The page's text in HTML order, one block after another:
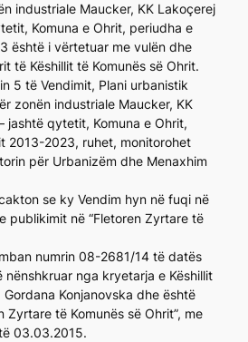
industriale Maucker, KK Lakoçerej
Komuna e Ohrit, periudha e
është i vërtetuar me vulën dhe
të Këshillit të Komunës së Ohrit.
5 të Vendimit, Plani urbanistik
zonën industriale Maucker, KK
jashtë qytetit, Komuna e Ohrit,
2013-2023, ruhet, monitorohet
për Urbanizëm dhe Menaxhim
se ky Vendim hyn në fuqi në
publikimit në “Fletoren Zyrtare të
numrin 08-2681/14 të datës
nënshkruar nga kryetarja e Këshillit
Konjanovska dhe është
Zyrtare të Komunës së Ohrit”, me
03.03.2015.